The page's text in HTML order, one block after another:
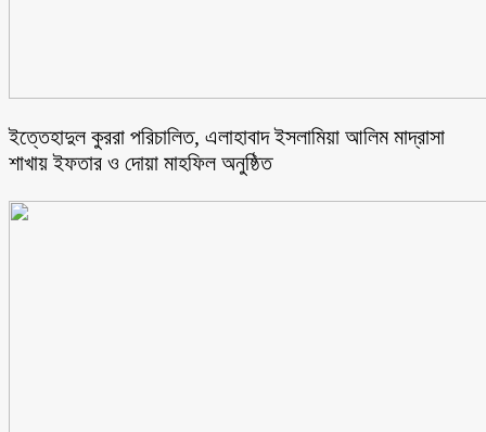
ইত্তেহাদুল কুররা পরিচালিত, এলাহাবাদ ইসলামিয়া আলিম মাদ্রাসা
শাখায় ইফতার ও দোয়া মাহফিল অনুষ্ঠিত